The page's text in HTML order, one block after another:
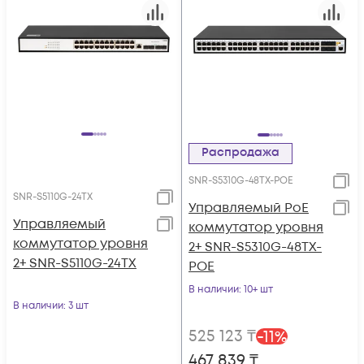
SNR-S5110G-24TX
Управляемый
коммутатор уровня
2+ SNR-S5110G-24TX
В наличии: 3 шт
Распродажа
SNR-S5310G-48TX-POE
Управляемый PoE
коммутатор уровня
2+ SNR-S5310G-48TX-
POE
В наличии: 10+ шт
525 123 ₸-11%